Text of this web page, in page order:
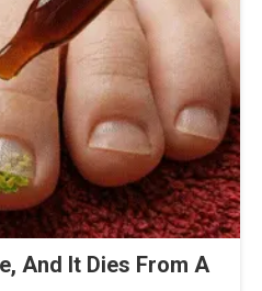
And It Dies From A